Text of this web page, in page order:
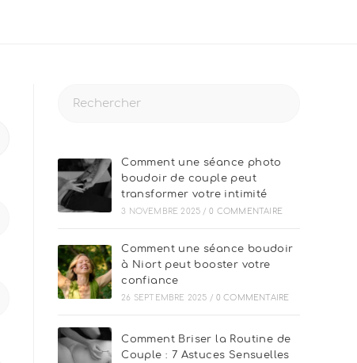
Comment une séance photo
boudoir de couple peut
transformer votre intimité
3 NOVEMBRE 2025 / 0 COMMENTAIRE
Comment une séance boudoir
à Niort peut booster votre
confiance
26 SEPTEMBRE 2025 / 0 COMMENTAIRE
Comment Briser la Routine de
Couple : 7 Astuces Sensuelles